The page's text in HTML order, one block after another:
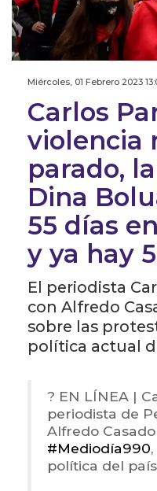
Miércoles, 01 Febrero 2023
Carlos
violencia
parado,
Dina
55 días
y ya hay
El periodista
con Alfredo
sobre las
política actual
? EN LÍNEA |
periodista de
Alfredo
#Mediodía990
política del